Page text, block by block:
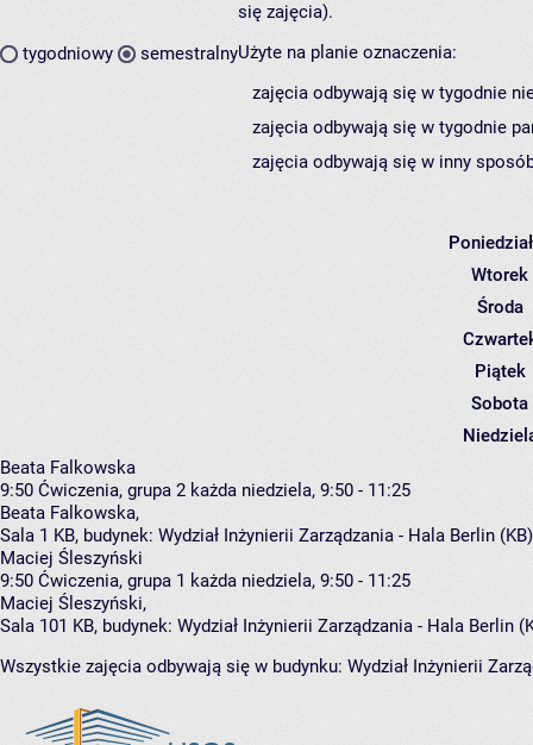
tygodniowy semestralny
się zajęcia).
Użyte na planie oznaczenia:
zajęcia odbywają się w tygodnie
zajęcia odbywają się w tygodnie
zajęcia odbywają się w inny
Wtorek
Środa
Piątek
Sobota
Beata Falkowska
9:50 Ćwiczenia, grupa 2 każda niedziela, 9:50 - 11:25
Beata Falkowska,
Sala 1 KB, budynek: Wydział Inżynierii Zarządzania - Hala Berlin
Maciej Śleszyński
9:50 Ćwiczenia, grupa 1 każda niedziela, 9:50 - 11:25
Maciej Śleszyński,
Sala 101 KB, budynek: Wydział Inżynierii Zarządzania - Hala Berlin
Wszystkie zajęcia odbywają się w budynku: Wydział Inżynierii